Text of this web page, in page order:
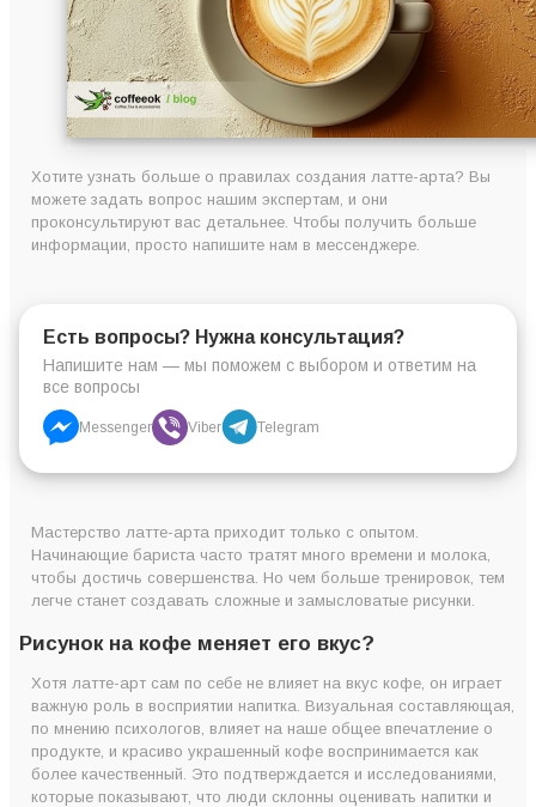
Хотите узнать больше о правилах создания латте-арта? Вы
можете задать вопрос нашим экспертам, и они
проконсультируют вас детальнее. Чтобы получить больше
информации, просто напишите нам в мессенджере.
Есть вопросы? Нужна консультация?
Напишите нам — мы поможем с выбором и ответим на
все вопросы
Messenger Viber Telegram
Мастерство латте-арта приходит только с опытом.
Начинающие бариста часто тратят много времени и молока,
чтобы достичь совершенства. Но чем больше тренировок, тем
легче станет создавать сложные и замысловатые рисунки.
Рисунок на кофе меняет его вкус?
Хотя латте-арт сам по себе не влияет на вкус кофе, он играет
важную роль в восприятии напитка. Визуальная составляющая,
по мнению психологов, влияет на наше общее впечатление о
продукте, и красиво украшенный кофе воспринимается как
более качественный. Это подтверждается и исследованиями,
которые показывают, что люди склонны оценивать напитки и